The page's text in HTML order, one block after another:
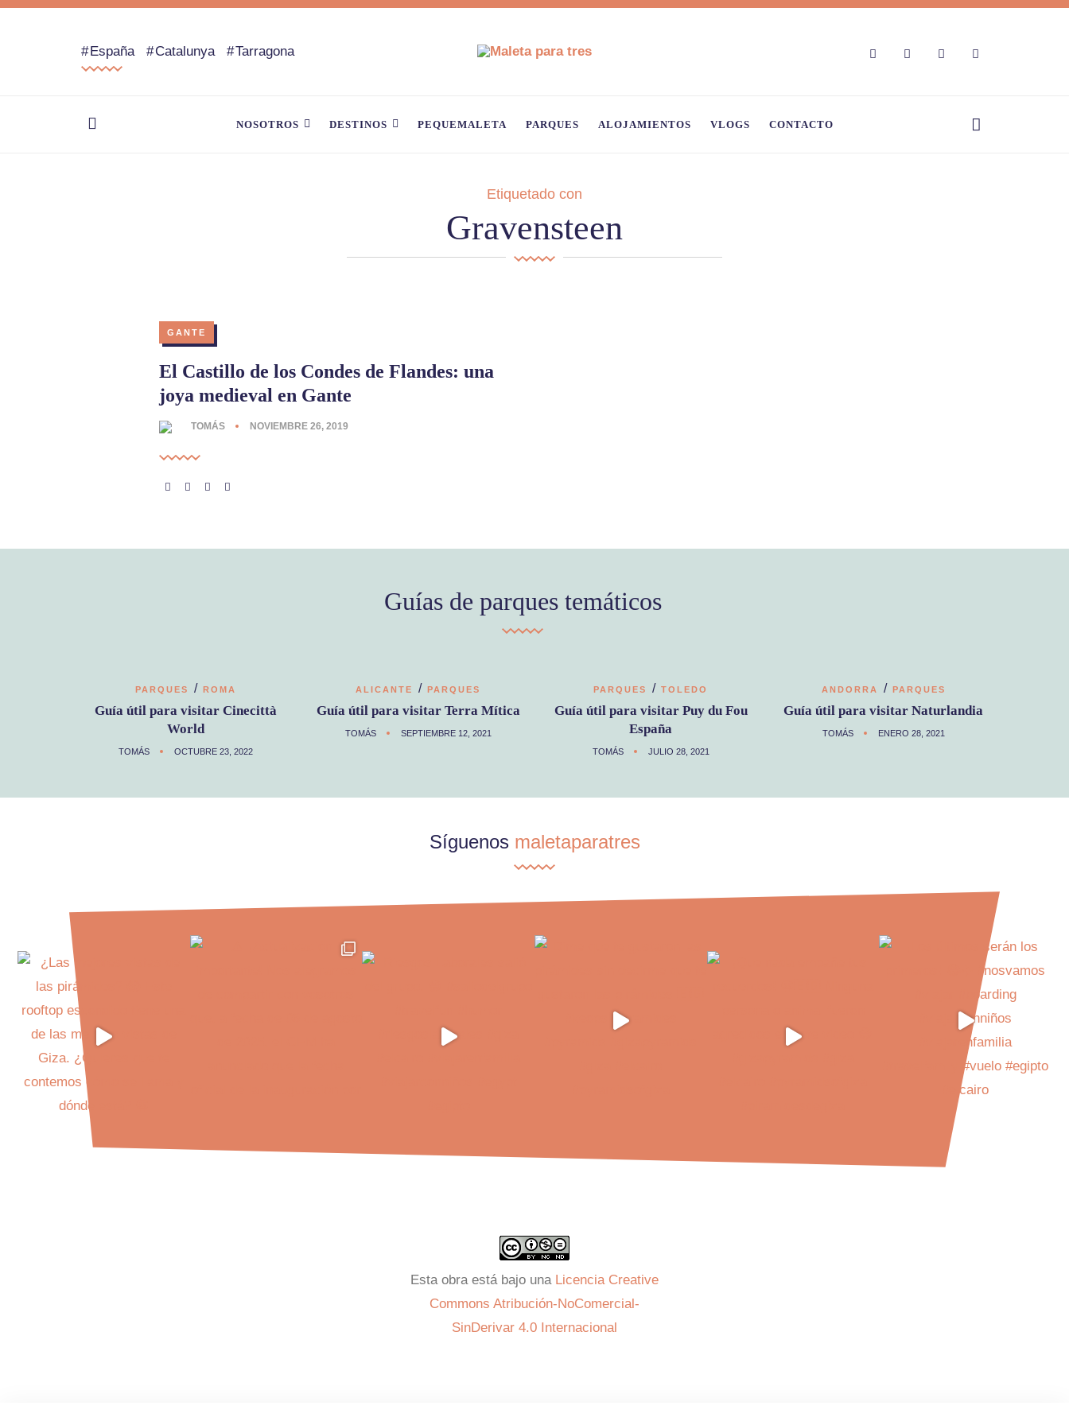
España Catalunya Tarragona
NOSOTROS DESTINOS PEQUEMALETA PARQUES ALOJAMIENTOS VLOGS CONTACTO
Etiquetado con
Gravensteen
GANTE
El Castillo de los Condes de Flandes: una
joya medieval en Gante
TOMÁS NOVIEMBRE 26, 2019
Guías de parques temáticos
PARQUES / ROMA
Guía útil para visitar Cinecittà
World
TOMÁS OCTUBRE 23, 2022
ALICANTE / PARQUES
Guía útil para visitar Terra Mítica
TOMÁS SEPTIEMBRE 12, 2021
PARQUES / TOLEDO
Guía útil para visitar Puy du Fou
España
TOMÁS JULIO 28, 2021
ANDORRA / PARQUES
Guía útil para visitar Naturlandia
TOMÁS ENERO 28, 2021
Síguenos maletaparatres
Esta obra está bajo una Licencia Creative
Commons Atribución-NoComercial-
SinDerivar 4.0 Internacional